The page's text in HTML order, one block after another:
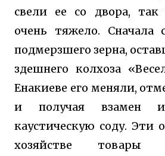
свели ее со двора,
очень тяжело. Сначала
подмерзшего зерна,
здешнего колхоза
Енакиеве его меняли,
и получая взамен
каустическую соду. Эти
хозяйстве товары